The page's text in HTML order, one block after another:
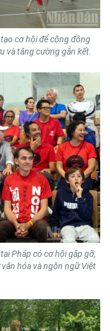
cơ hội để cộng đồng
và tăng cường gắn kết.
Pháp có cơ hội gặp gỡ,
hóa và ngôn ngữ Việt